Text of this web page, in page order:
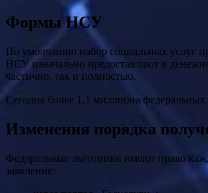
Формы НСУ
По умолчанию набор социальных услуг
НСУ изначально предоставляют в
частично, так и полностью.
Сегодня более 1,1 миллиона
Изменения порядка
Федеральные льготники имеют право
заявление: